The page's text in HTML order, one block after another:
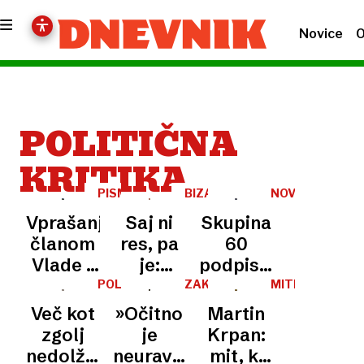
Novice
POLITIČNA
KRITIKA
PISMA
Vprašanje
članom
Vlade -
kaj vi
lahko
naredite
za
BIZARNO
Saj ni
res, pa
je:
Trump
zdravi
hollywoodske
»paciente«
NOVA
Skupina
60
podpisnikov
kritična
do
ukrepov
nove
POLITIČNI
Več kot
zgolj
nedolžna
ZAKULISJE
»Očitno
je
neuravnovešen«:
MITI
Martin
Krpan:
mit, ki